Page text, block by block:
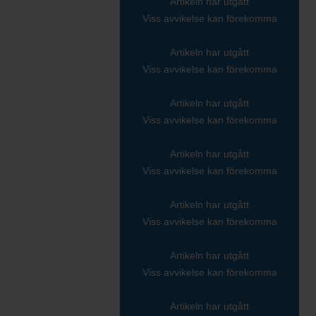
Viss avvikelse kan förekomma
Artikeln har utgått
Viss avvikelse kan förekomma
Artikeln har utgått
Viss avvikelse kan förekomma
Artikeln har utgått
Viss avvikelse kan förekomma
Artikeln har utgått
Viss avvikelse kan förekomma
Artikeln har utgått
Viss avvikelse kan förekomma
Artikeln har utgått